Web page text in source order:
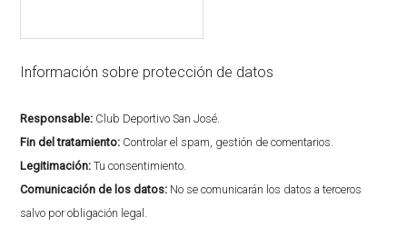
Información sobre protección de datos
Responsable: Club Deportivo San José.
Fin del tratamiento: Controlar el spam, gestión de comentarios.
Legitimación: Tu consentimiento.
Comunicación de los datos: No se comunicarán los datos a terceros
salvo por obligación legal.